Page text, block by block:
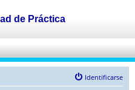
Identificarse